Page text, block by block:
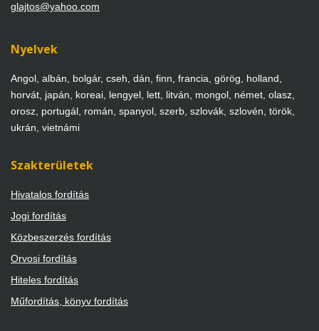
glajtos@yahoo.com
Nyelvek
Angol, albán, bolgár, cseh, dán, finn, francia, görög, holland,
horvát, japán, koreai, lengyel, lett, litván, mongol, német, olasz,
orosz, portugál, román, spanyol, szerb, szlovák, szlovén, török,
ukrán, vietnámi
Szakterületek
Hivatalos fordítás
Jogi fordítás
Közbeszerzés fordítás
Orvosi fordítás
Hiteles fordítás
Műfordítás, könyv fordítás